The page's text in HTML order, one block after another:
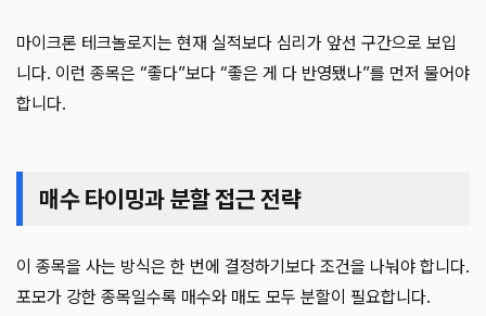
마이크론 테크놀로지는 현재 실적보다 심리가 앞선 구간으로 보입
니다. 이런 종목은 “좋다”보다 “좋은 게 다 반영됐나”를 먼저 물어야
합니다.
매수 타이밍과 분할 접근 전략
이 종목을 사는 방식은 한 번에 결정하기보다 조건을 나눠야 합니다.
포모가 강한 종목일수록 매수와 매도 모두 분할이 필요합니다.